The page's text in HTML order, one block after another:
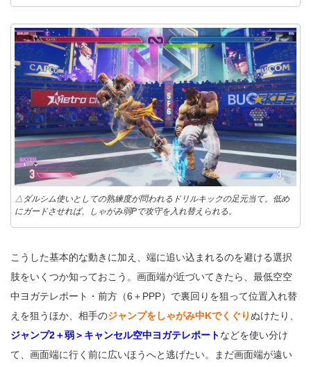
△ダルシム使いとしての熟練度が問われるドリルキックの足元当て。低め
にガードさせれば、しゃがみ弱Pで攻守を入れ替えられる。
こうした基本的な動きに加え、端に追い込まれるのを避ける選択
肢をいくつか知っておこう。画面端が近づいてきたら、最低空空
中ヨガテレポート・前方（6＋PPP）で裏回りを狙って位置入れ替
えを狙うほか、相手のジャンプをしゃがみ中Kでくぐりぬけたり、
ジャンプ2＋弱＞キャンセル空中ヨガテレポートなどを使い分け
て、画面端に行く前に広いほうへと逃げたい。まだ画面端が遠い